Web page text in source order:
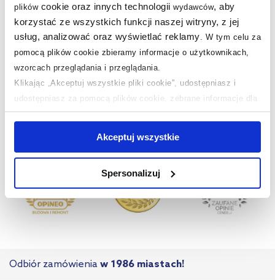
plikówcookie oraz innych technologii wydawców, aby
korzystać ze wszystkich funkcji naszej witryny, z jej
usług, analizować oraz wyświetlać reklamy
W tym celu za
pomocą plików cookie zbieramy informacje o użytkownikach,
wzorcach przeglądania i przeglądania.
Klikając „Akceptuj wszystkie pliki cookie”, udostępniasz i
udostępniasz za pomocą plików cookie, zebrane informacje dla
użytkowników zewnętrznych, a także nasi partnerzy reklamowi.
jednak, że zablokowane niektóre pliki cookie mogą mieć wpływ
na sposób dostarczania treści niedostosowanych do potrzeb
Aby uzyskać więcej informacji na temat plików plików cookie,
Akceptuj wszystkie
Spersonalizuj
Nasze nagrody WSZYSTKIE
Sklep z wyposażeniem łazienek
Odbiór zamówienia w 1986 miastach!